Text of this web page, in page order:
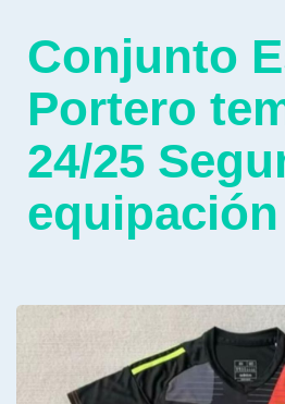
Conjunto
Portero
24/25
equipación